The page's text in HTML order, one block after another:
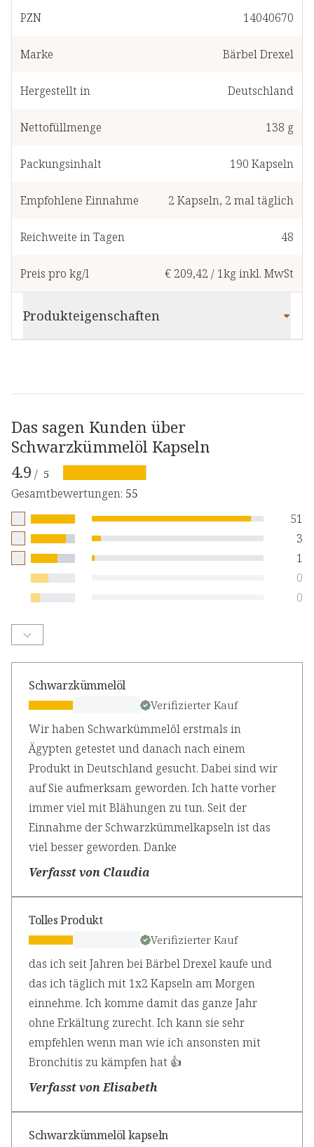
PZN 14040670
Marke Bärbel Drexel
Hergestellt in Deutschland
Nettofüllmenge 138 g
Packungsinhalt 190 Kapseln
Empfohlene Einnahme 2 Kapseln, 2 mal täglich
Reichweite in Tagen 48
Preis pro kg/l € 209,42 / 1kginkl. MwSt
Produkteigenschaften
Das sagen Kunden über
Schwarzkümmelöl Kapseln
4.9 / 5
Gesamtbewertungen: 55
51
3
1
0
0
Schwarzkümmelöl
Verifizierter Kauf
Wir haben Schwarkümmelöl erstmals in
Ägypten getestet und danach nach einem
Produkt in Deutschland gesucht. Dabei sind wir
auf Sie aufmerksam geworden. Ich hatte vorher
immer viel mit Blähungen zu tun. Seit der
Einnahme der Schwarzkümmelkapseln ist das
viel besser geworden. Danke
Verfasst von Claudia
Tolles Produkt
Verifizierter Kauf
das ich seit Jahren bei Bärbel Drexel kaufe und
das ich täglich mit 1x2 Kapseln am Morgen
einnehme. Ich komme damit das ganze Jahr
ohne Erkältung zurecht. Ich kann sie sehr
empfehlen wenn man wie ich ansonsten mit
Bronchitis zu kämpfen hat 👍
Verfasst von Elisabeth
Schwarzkümmelöl kapseln